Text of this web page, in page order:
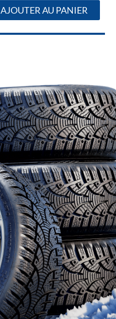
AJOUTER AU PANIER